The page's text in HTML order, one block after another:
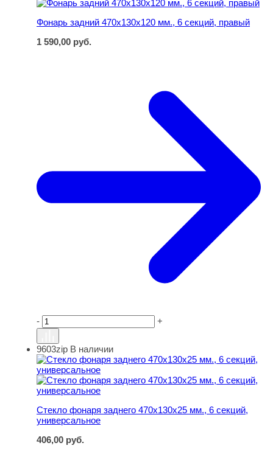
Фонарь задний 470х130х120 мм., 6 секций, правый
1 590,00 руб.
- +
Стекло фонаря заднего 470х130х25 мм., 6 секций,
9603zip В наличии
Стекло фонаря заднего 470х130х25 мм., 6 секций,
универсальное
406,00 руб.